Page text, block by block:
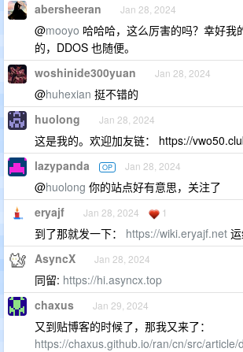
abersheeran Jan 28, 2024
@mooyo 哈哈哈，这么厉害的吗？幸好我
的，DDOS 也随便。
woshinide300yuan Jan 28, 2024
@huhexian 挺不错的
huolong Jan 28, 2024
这是我的。欢迎加友链： https://
lazypanda OP Jan 28, 2024
@huolong 你的站点好有意思，关注了
eryajf Jan 28, 2024 1
到了那就发一下： https://wiki.eryajf.net
AsyncX Jan 28, 2024
同留: https://hi.asyncx.top
chaxus Jan 29, 2024
又到贴博客的时候了，那我又来了：
https://chaxus.github.io/ran/cn/src/article/